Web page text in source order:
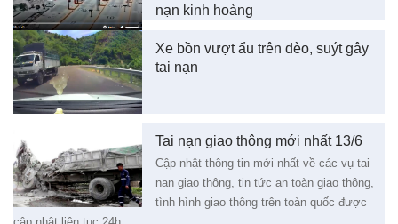
nạn kinh hoàng
Xe bồn vượt ẩu trên đèo, suýt gây
tai nạn
Tai nạn giao thông mới nhất 13/6
Cập nhật thông tin mới nhất về các vụ tai
nạn giao thông, tin tức an toàn giao thông,
tình hình giao thông trên toàn quốc được